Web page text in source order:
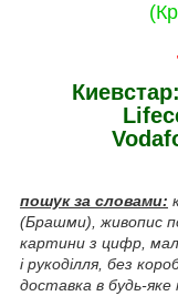
пошук за словами:
(Брашми), живопис
картини з цифр,
і рукоділля, без
доставка в будь-яке